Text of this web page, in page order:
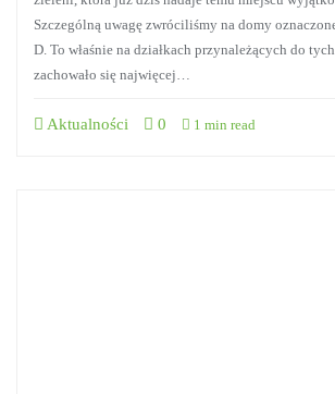
Szczególną uwagę zwróciliśmy na domy
D. To właśnie na działkach przynależących do
zachowało się najwięcej…
Aktualności 0 1 min read